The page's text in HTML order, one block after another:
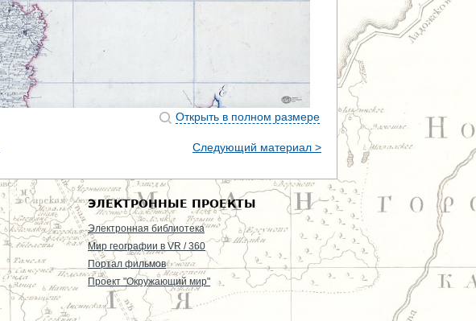
Открыть в полном размере
Следующий материал >
ЭЛЕКТРОННЫЕ ПРОЕКТЫ
Электронная библиотека
Мир географии в VR / 360
Портал фильмов
Проект "Окружающий мир"